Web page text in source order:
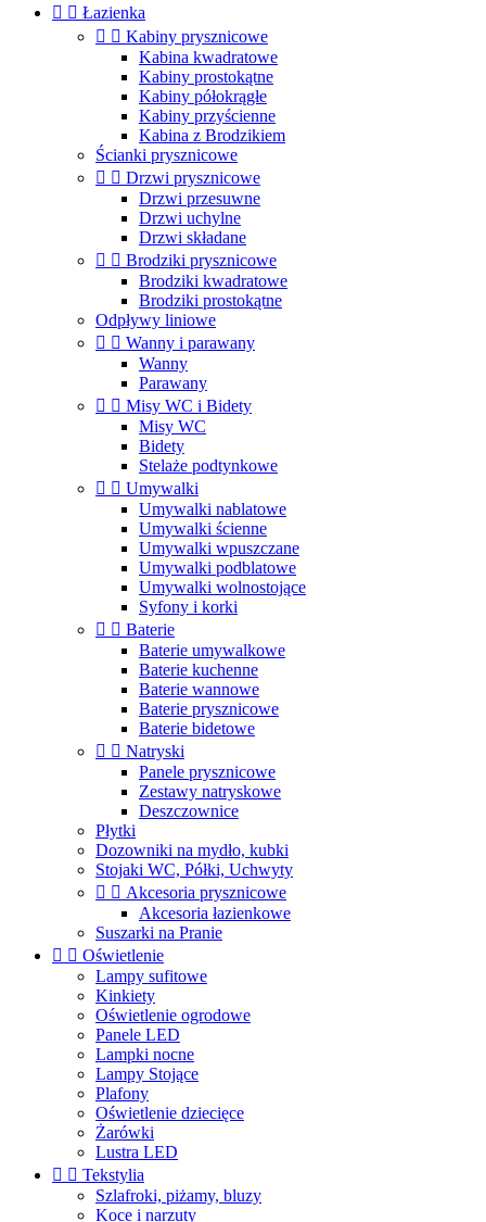
  Łazienka
  Kabiny prysznicowe
Kabina kwadratowe
Kabiny prostokątne
Kabiny półokrągłe
Kabiny przyścienne
Kabina z Brodzikiem
Ścianki prysznicowe
  Drzwi prysznicowe
Drzwi przesuwne
Drzwi uchylne
Drzwi składane
  Brodziki prysznicowe
Brodziki kwadratowe
Brodziki prostokątne
Odpływy liniowe
  Wanny i parawany
Wanny
Parawany
  Misy WC i Bidety
Misy WC
Bidety
Stelaże podtynkowe
  Umywalki
Umywalki nablatowe
Umywalki ścienne
Umywalki wpuszczane
Umywalki podblatowe
Umywalki wolnostojące
Syfony i korki
  Baterie
Baterie umywalkowe
Baterie kuchenne
Baterie wannowe
Baterie prysznicowe
Baterie bidetowe
  Natryski
Panele prysznicowe
Zestawy natryskowe
Deszczownice
Płytki
Dozowniki na mydło, kubki
Stojaki WC, Półki, Uchwyty
  Akcesoria prysznicowe
Akcesoria łazienkowe
Suszarki na Pranie
  Oświetlenie
Lampy sufitowe
Kinkiety
Oświetlenie ogrodowe
Panele LED
Lampki nocne
Lampy Stojące
Plafony
Oświetlenie dziecięce
Żarówki
Lustra LED
  Tekstylia
Szlafroki, piżamy, bluzy
Koce i narzuty